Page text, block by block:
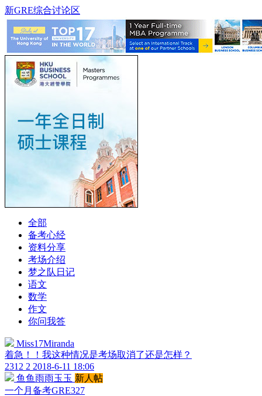
新GRE综合讨论区
全部
备考心经
资料分享
考场介绍
梦之队日记
语文
数学
作文
你问我答
Miss17Miranda
着急！！我这种情况是考场取消了还是怎样？
2312 2 2018-6-11 18:06
鱼鱼雨雨玉玉 新人帖
一个月备考GRE327